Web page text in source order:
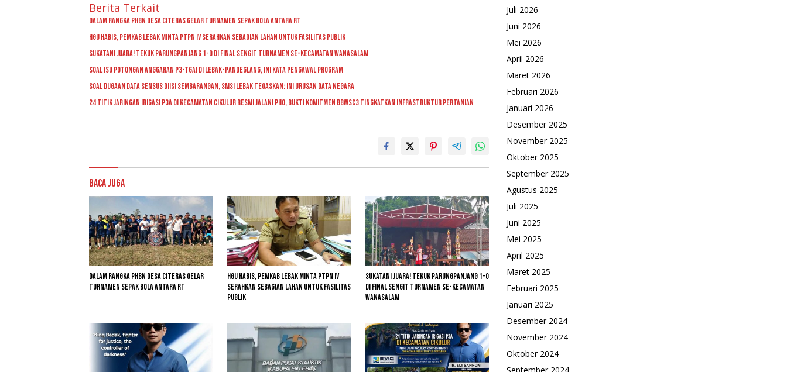
Berita Terkait
Dalam Rangka PHBN Desa Citeras Gelar Turnamen Sepak Bola Antara RT
HGU Habis, Pemkab Lebak Minta PTPN IV Serahkan Sebagian Lahan untuk Fasilitas Publik
Sukatani Juara! Tekuk Parungpanjang 1-0 di Final Sengit Turnamen se-Kecamatan Wanasalam
Soal Isu Potongan Anggaran P3-TGAI di Lebak-Pandeglang, Ini Kata Pengawal Program
Soal Dugaan Data Sensus Diisi Sembarangan, SMSI Lebak Tegaskan: Ini Urusan Data Negara
24 Titik Jaringan Irigasi P3A di Kecamatan Cikulur Resmi Jalani PHO, Bukti Komitmen BBWSC3 Tingkatkan Infrastruktur Pertanian
Baca Juga
Dalam Rangka PHBN Desa Citeras Gelar
Turnamen Sepak Bola Antara RT
HGU Habis, Pemkab Lebak Minta PTPN IV
Serahkan Sebagian Lahan untuk Fasilitas
Publik
Sukatani Juara! Tekuk Parungpanjang 1-0
di Final Sengit Turnamen se-Kecamatan
Wanasalam
Juli 2026
Juni 2026
Mei 2026
April 2026
Maret 2026
Februari 2026
Januari 2026
Desember 2025
November 2025
Oktober 2025
September 2025
Agustus 2025
Juli 2025
Juni 2025
Mei 2025
April 2025
Maret 2025
Februari 2025
Januari 2025
Desember 2024
November 2024
Oktober 2024